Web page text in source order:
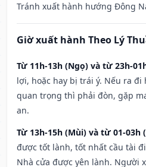
Tránh xuất hành hướng Đông
Giờ xuất hành Theo Lý
Từ 11h-13h (Ngọ) và từ 23h-
lợi, hoặc hay bị trái ý. Nếu ra đi
quan trọng thì phải đòn, gặp
an.
Từ 13h-15h (Mùi) và từ 01-03h
được tốt lành, tốt nhất cầu tài
Nhà cửa được yên lành. Người